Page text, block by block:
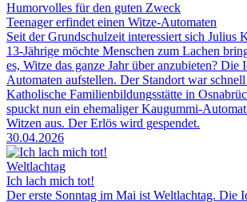
Humorvolles für den guten Zweck
Teenager erfindet einen Witze-Automaten
Seit der Grundschulzeit interessiert sich Julius
13-Jährige möchte Menschen zum Lachen
es, Witze das ganze Jahr über anzubieten? Die
Automaten aufstellen. Der Standort war
Katholische Familienbildungsstätte in
spuckt nun ein ehemaliger Kaugummi-
Witzen aus. Der Erlös wird gespendet.
30.04.2026
Weltlachtag
Ich lach mich tot!
Der erste Sonntag im Mai ist Weltlachtag. Die